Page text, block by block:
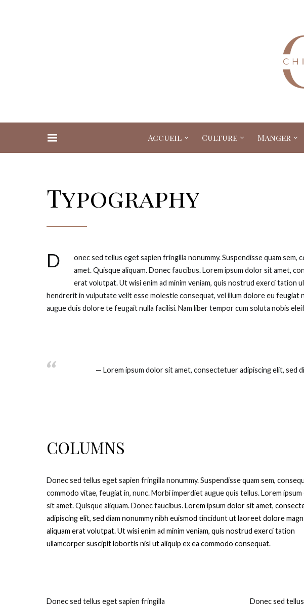
Accueil Culture Manger
Search for:
Typography
D
onec sed tellus eget sapien fringilla nonummy. Suspendisse quam
amet. Quisque aliquam. Donec faucibus. Lorem ipsum dolor sit amet,
erat volutpat. Ut wisi enim ad minim veniam, quis nostrud exerci tation
hendrerit in vulputate velit esse molestie consequat, vel illum dolore eu
augue duis dolore te feugait nulla facilisi. Nam liber tempor cum soluta nobis
Lorem ipsum dolor sit amet, consectetuer adipiscing elit, sed
COLUMNS
Donec sed tellus eget sapien fringilla nonummy.Suspendisse quam sem,
commodo vitae, feugiat in, nunc. Morbi imperdiet augue quis tellus. Lorem
sit amet. Quisque aliquam. Donec faucibus.Lorem ipsum dolor sit amet,
adipiscing elit, sed diam nonummy nibh euismod tincidunt ut laoreet dolore
aliquam erat volutpat. Ut wisi enim ad minim veniam, quis nostrud exerci tation
ullamcorper suscipit lobortis nisl ut aliquip ex ea commodo consequat.
Donec sed tellus eget sapien fringilla
Donec sed